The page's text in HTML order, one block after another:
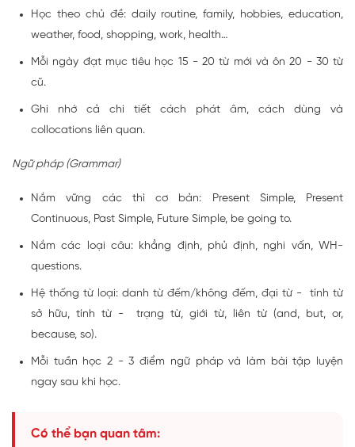
Học theo chủ đề: daily routine, family, hobbies, education,
weather, food, shopping, work, health…
Mỗi ngày đạt mục tiêu học 15 - 20 từ mới và ôn 20 - 30 từ
cũ.
Ghi nhớ cả chi tiết cách phát âm, cách dùng và
collocations liên quan.
Ngữ pháp (Grammar)
Nắm vững các thì cơ bản: Present Simple, Present
Continuous, Past Simple, Future Simple, be going to.
Nắm các loại câu: khẳng định, phủ định, nghi vấn, WH-
questions.
Hệ thống từ loại: danh từ đếm/không đếm, đại từ - tính từ
sở hữu, tính từ - trạng từ, giới từ, liên từ (and, but, or,
because, so).
Mỗi tuần học 2 - 3 điểm ngữ pháp và làm bài tập luyện
ngay sau khi học.
Có thể bạn quan tâm: